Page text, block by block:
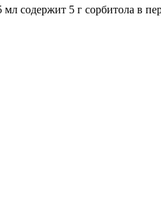
мл содержит 5 г сорбитола в